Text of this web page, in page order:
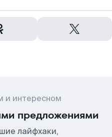
и интересном
предложениями
лайфхаки,